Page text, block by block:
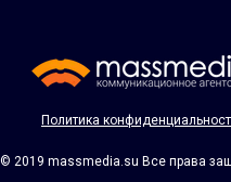
Политика
© 2019 massmedia.su Все права